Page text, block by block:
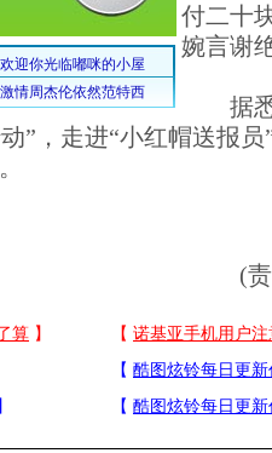
付二十
婉言谢
据悉
”，走进“小红帽送报员
(